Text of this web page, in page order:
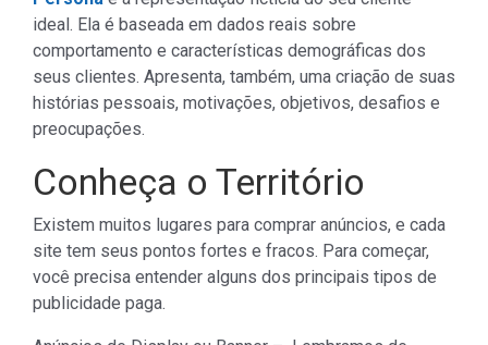
ideal. Ela é baseada em dados reais sobre
comportamento e características demográficas dos
seus clientes. Apresenta, também, uma criação de suas
histórias pessoais, motivações, objetivos, desafios e
preocupações.
Conheça o Território
Existem muitos lugares para comprar anúncios, e cada
site tem seus pontos fortes e fracos. Para começar,
você precisa entender alguns dos principais tipos de
publicidade paga.